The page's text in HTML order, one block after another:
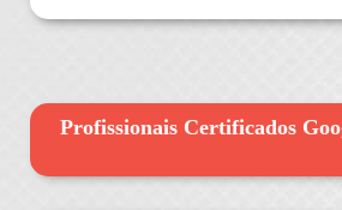
Profissionais Certificados